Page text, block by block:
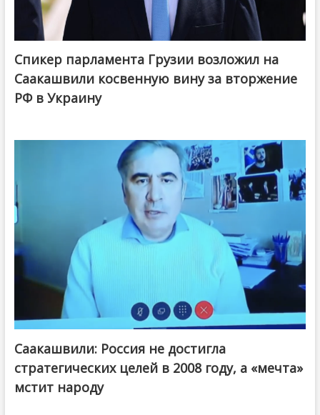
Спикер парламента Грузии возложил на
Саакашвили косвенную вину за вторжение
РФ в Украину
Саакашвили: Россия не достигла
стратегических целей в 2008 году, а «мечта»
мстит народу